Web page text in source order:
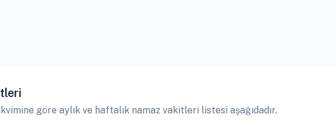
göre aylık ve haftalık namaz vakitleri listesi aşağıdadır.